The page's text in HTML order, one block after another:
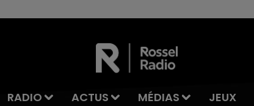
RADIO ACTUS MÉDIAS JEUX